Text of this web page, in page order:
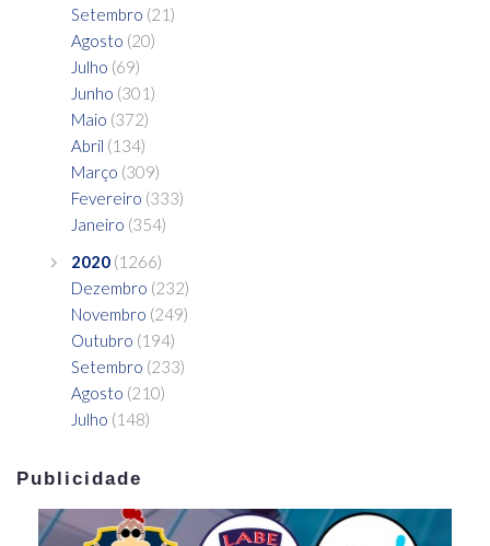
Setembro (21)
Agosto (20)
Julho (69)
Junho (301)
Maio (372)
Abril (134)
Março (309)
Fevereiro (333)
Janeiro (354)
2020 (1266)
Dezembro (232)
Novembro (249)
Outubro (194)
Setembro (233)
Agosto (210)
Julho (148)
Publicidade